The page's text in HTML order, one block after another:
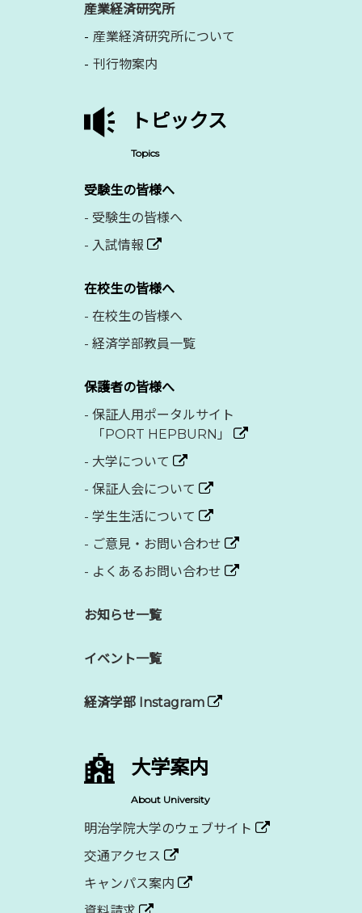
産業経済研究所
産業経済研究所について
刊行物案内
トピックス
Topics
受験生の皆様へ
- 受験生の皆様へ
- 入試情報
在校生の皆様へ
- 在校生の皆様へ
- 経済学部教員一覧
保護者の皆様へ
- 保証人用ポータルサイト
「PORT HEPBURN」
- 大学について
- 保証人会について
- 学生生活について
- ご意見・お問い合わせ
- よくあるお問い合わせ
お知らせ一覧
イベント一覧
経済学部 Instagram
大学案内
About University
明治学院大学のウェブサイト
交通アクセス
キャンパス案内